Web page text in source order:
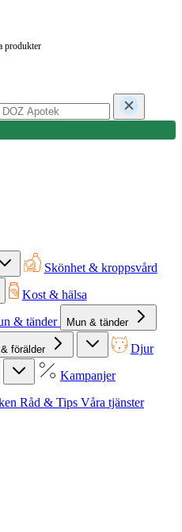
produkter
Skönhet & kroppsvård
Kost & hälsa
& tänder Mun & tänder
förälder Djur
Kampanjer
Råd & Tips Våra tjänster